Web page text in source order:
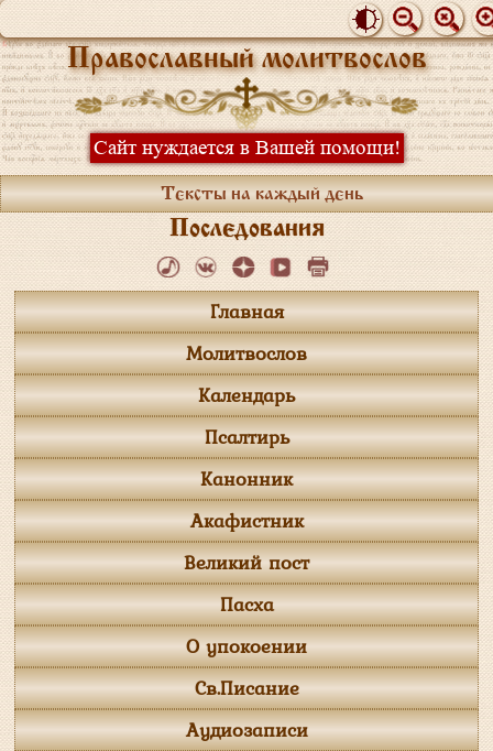
Православный молитвослов
Сайт нуждается в Вашей помощи!
Тексты на каждый день
Последования
Главная
Молитвослов
Календарь
Псалтирь
Канонник
Акафистник
Великий пост
Пасха
О упокоении
Св.Писание
Аудиозаписи